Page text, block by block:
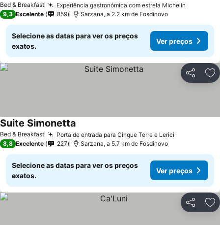
Bed & Breakfast Experiência gastronómica com estrela Michelin
9,3 Excelente 859 Sarzana, a 2.2 km de Fosdinovo
Selecione as datas para ver os preços
exatos.
Ver preços
Partilhar
Bed & Breakfast Porta de entrada para Cinque Terre e Lerici
Suite Simonetta
8,8 Excelente 227 Sarzana, a 5.7 km de Fosdinovo
Selecione as datas para ver os preços
exatos.
Ver preços
Partilhar